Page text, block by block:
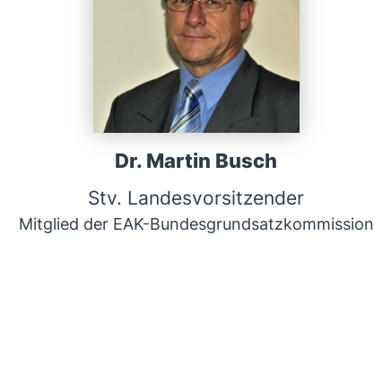
Dr. Martin Busch
Stv. Landesvorsitzender
Mitglied der EAK-Bundesgrundsatzkommission